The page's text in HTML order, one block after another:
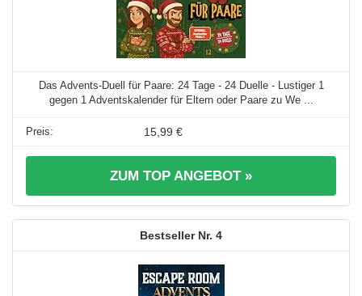
Das Advents-Duell für Paare: 24 Tage - 24 Duelle - Lustiger 1
gegen 1 Adventskalender für Eltern oder Paare zu We ...
15,99 €
ZUM TOP ANGEBOT »
4